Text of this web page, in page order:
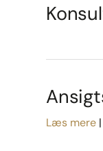
Læs mere